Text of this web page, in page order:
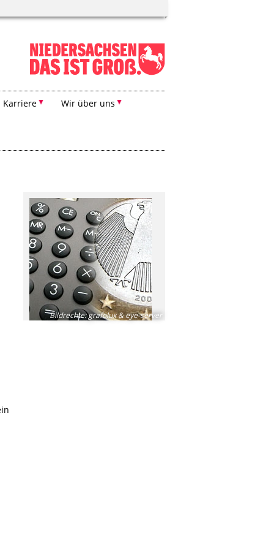
Karriere Wir über uns
Bildrechte:grafolux & eye-server